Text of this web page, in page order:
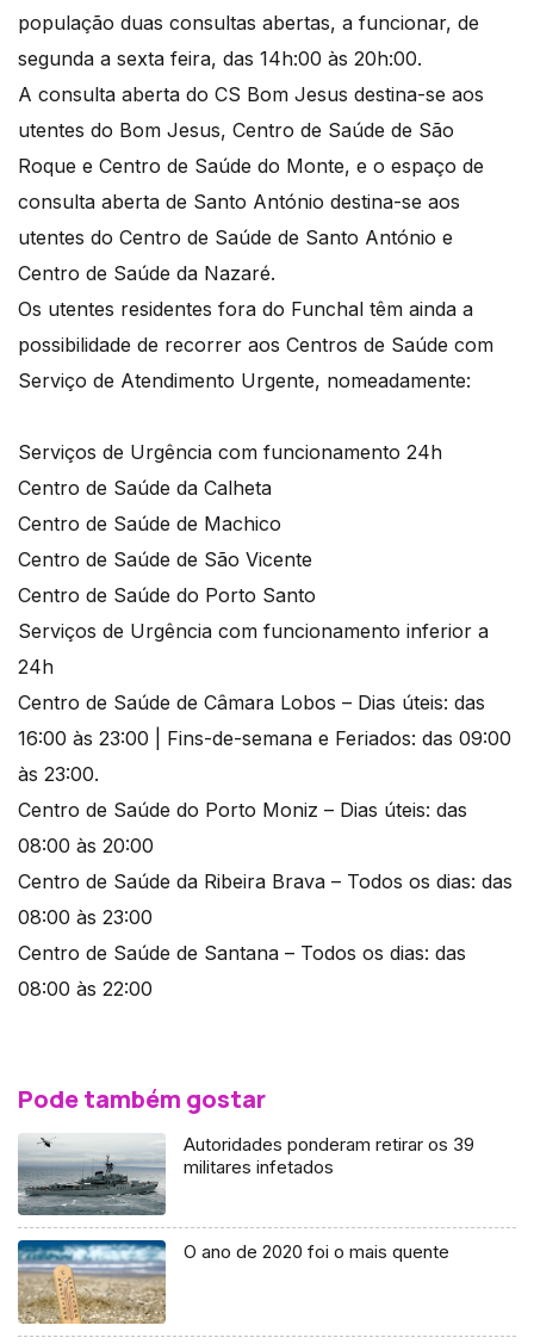
população duas consultas abertas, a funcionar, de
segunda a sexta feira, das 14h:00 às 20h:00.
A consulta aberta do CS Bom Jesus destina-se aos
utentes do Bom Jesus, Centro de Saúde de São
Roque e Centro de Saúde do Monte, e o espaço de
consulta aberta de Santo António destina-se aos
utentes do Centro de Saúde de Santo António e
Centro de Saúde da Nazaré.
Os utentes residentes fora do Funchal têm ainda a
possibilidade de recorrer aos Centros de Saúde com
Serviço de Atendimento Urgente, nomeadamente:
Serviços de Urgência com funcionamento 24h
Centro de Saúde da Calheta
Centro de Saúde de Machico
Centro de Saúde de São Vicente
Centro de Saúde do Porto Santo
Serviços de Urgência com funcionamento inferior a
24h
Centro de Saúde de Câmara Lobos – Dias úteis: das
16:00 às 23:00 | Fins-de-semana e Feriados: das 09:00
às 23:00.
Centro de Saúde do Porto Moniz – Dias úteis: das
08:00 às 20:00
Centro de Saúde da Ribeira Brava – Todos os dias: das
08:00 às 23:00
Centro de Saúde de Santana – Todos os dias: das
08:00 às 22:00
Pode também gostar
Autoridades ponderam retirar os 39
militares infetados
O ano de 2020 foi o mais quente